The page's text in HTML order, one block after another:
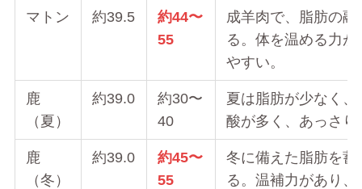
マトン 約39.5
約44〜
55
成羊肉で、脂肪の
る。体を温める力
やすい。
鹿
（夏）
約39.0
約30〜
40
夏は脂肪が少なく
酸が多く、あっさ
鹿
（冬）
約39.0
約45〜
55
冬に備えた脂肪を
る。温補力があり